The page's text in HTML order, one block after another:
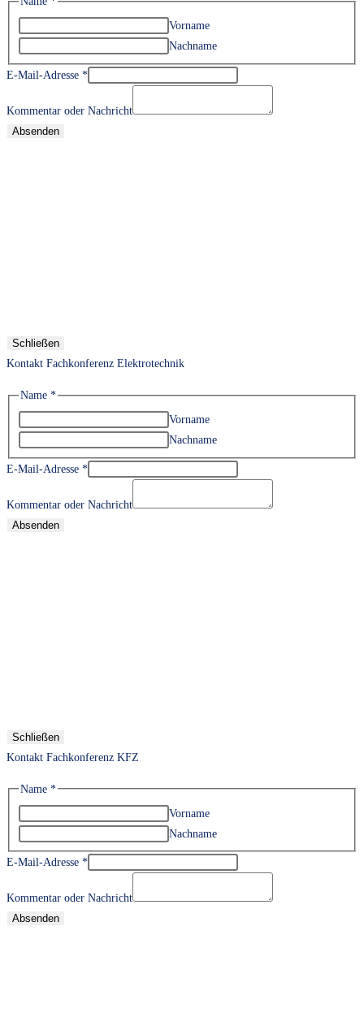
Vorname
Nachname
E-Mail-Adresse *
Kommentar oder Nachricht
Absenden
Schließen
Kontakt Fachkonferenz Elektrotechnik
Name *
Vorname
Nachname
E-Mail-Adresse *
Kommentar oder Nachricht
Absenden
Schließen
Kontakt Fachkonferenz KFZ
Name *
Vorname
Nachname
E-Mail-Adresse *
Kommentar oder Nachricht
Absenden